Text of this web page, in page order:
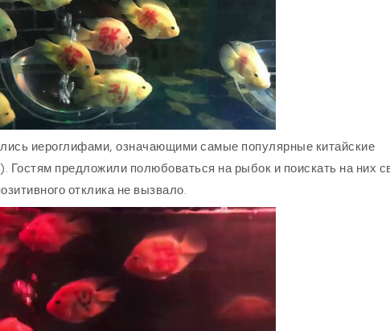
иероглифами, означающими самые популярные китайские
предложили полюбоваться на рыбок и поискать на них
отклика не вызвало.